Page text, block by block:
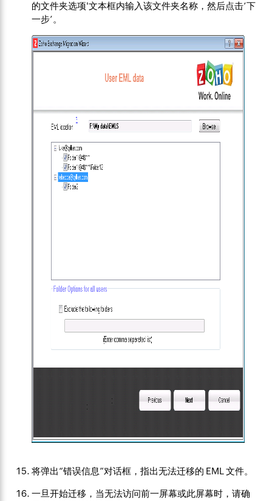
的文件夹选项'文本框内输入该文件夹名称，然后点击‘下
一步’。
将弹出“错误信息”对话框，指出无法迁移的 EML 文件。
一旦开始迁移，当无法访问前一屏幕或此屏幕时，请确